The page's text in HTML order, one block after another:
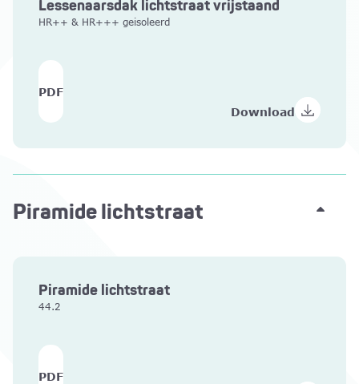
Lessenaarsdak lichtstraat vrijstaand
HR++ & HR+++ geisoleerd
PDF
Download
Piramide lichtstraat
Piramide lichtstraat
44.2
PDF